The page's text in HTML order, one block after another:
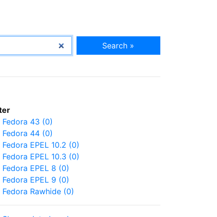
Search »
Fedora 43 (0)
Fedora 44 (0)
Fedora EPEL 10.2 (0)
Fedora EPEL 10.3 (0)
Fedora EPEL 8 (0)
Fedora EPEL 9 (0)
Fedora Rawhide (0)